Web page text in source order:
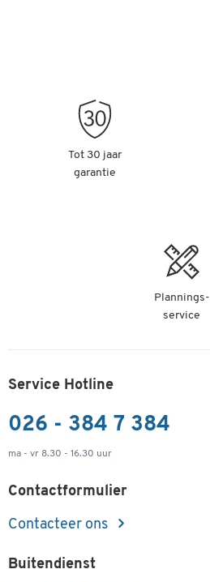
Tot 30 jaar
garantie
Plannings-
service
Service Hotline
026 - 384 7 384
ma - vr 8.30 - 16.30 uur
Contactformulier
Contacteer ons
Buitendienst